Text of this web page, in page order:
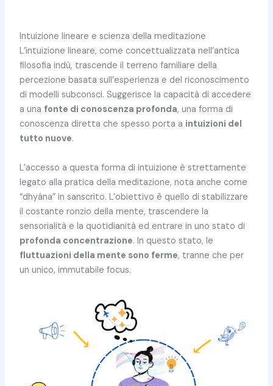
Intuizione lineare e scienza della meditazione
L’intuizione lineare, come concettualizzata nell’antica
filosofia indù, trascende il terreno familiare della
percezione basata sull’esperienza e del riconoscimento
di modelli subconsci. Suggerisce la capacità di accedere
a una fonte di conoscenza profonda, una forma di
conoscenza diretta che spesso porta a intuizioni del
tutto nuove.
L’accesso a questa forma di intuizione è strettamente
legato alla pratica della meditazione, nota anche come
“dhyána” in sanscrito. L’obiettivo è quello di stabilizzare
il costante ronzio della mente, trascendere la
sensorialità e la quotidianità ed entrare in uno stato di
profonda concentrazione. In questo stato, le
fluttuazioni della mente sono ferme, tranne che per
un unico, immutabile focus.